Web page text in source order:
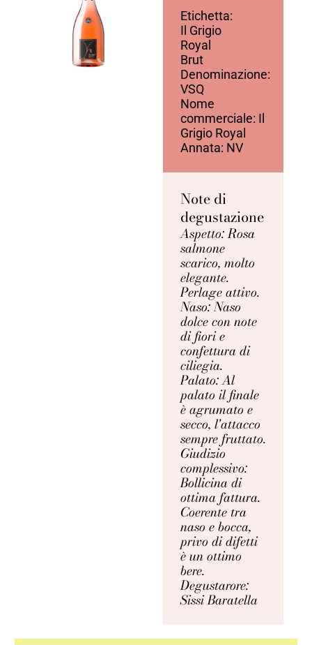
Etichetta:
Il Grigio
Royal
Brut
Denominazione:
VSQ
Nome
commerciale: Il
Grigio Royal
Annata: NV
Note di
degustazione
Aspetto: Rosa
salmone
scarico, molto
elegante.
Perlage attivo.
Naso: Naso
dolce con note
di fiori e
confettura di
ciliegia.
Palato: Al
palato il finale
è agrumato e
secco, l'attacco
sempre fruttato.
Giudizio
complessivo:
Bollicina di
ottima fattura.
Coerente tra
naso e bocca,
privo di difetti
è un ottimo
bere.
Degustarore:
Sissi Baratella